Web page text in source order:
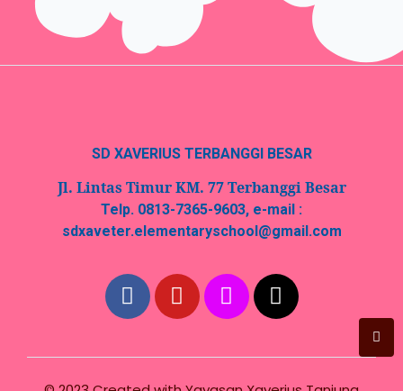
SD XAVERIUS TERBANGGI BESAR
Jl. Lintas Timur KM. 77 Terbanggi Besar
Telp. 0813-7365-9603, e-mail :
sdxaveter.elementaryschool@gmail.com